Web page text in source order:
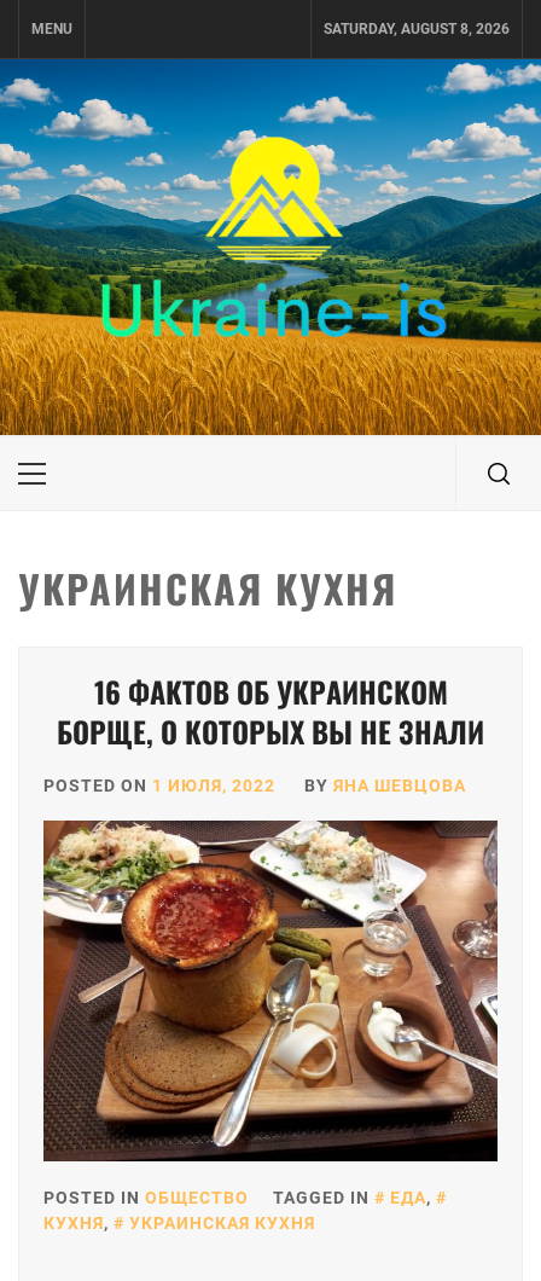
MENU SATURDAY, AUGUST 8, 2026
UKRAINE-IS
ПУТЕШЕСТВИЕ ПО УКРАИНЕ
Primary
УКРАИНСКАЯ КУХНЯ
16 ФАКТОВ ОБ УКРАИНСКОМ
БОРЩЕ, О КОТОРЫХ ВЫ НЕ ЗНАЛИ
POSTED ON 1 ИЮЛЯ, 2022 BY ЯНА ШЕВЦОВА
POSTED IN ОБЩЕСТВО TAGGED IN ЕДА,
КУХНЯ, УКРАИНСКАЯ КУХНЯ